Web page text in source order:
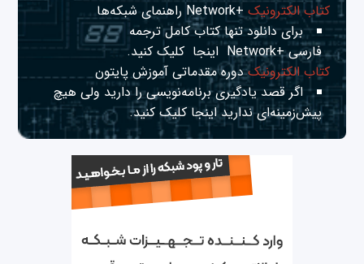
کتاب الکترونیک+Network راهنمای شبکه‌ها
برای دانلود تنها کتاب کامل ترجمه
فارسی +Network
اینجا کلیک کنید.
کتاب الکترونیکدوره مقدماتی آموزش پایتون
اگر قصد یادگیری برنامه‌نویسی را دارید ولی هیچ
پیش‌زمینه‌ای نداریداینجا کلیک کنید.